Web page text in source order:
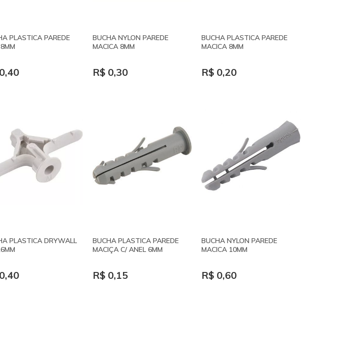
PLASTICA PAREDE
BUCHA NYLON PAREDE
MACICA 8MM
R$ 0,30
BUCHA PLASTICA PAREDE
MACICA 8MM
R$ 0,20
PLASTICA DRYWALL
BUCHA PLASTICA PAREDE
MACIÇA C/ ANEL 6MM
R$ 0,15
BUCHA NYLON PAREDE
MACICA 10MM
R$ 0,60